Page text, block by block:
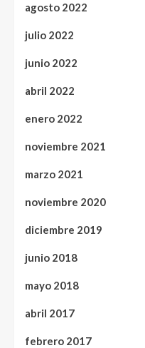
agosto 2022
julio 2022
junio 2022
abril 2022
enero 2022
noviembre 2021
marzo 2021
noviembre 2020
diciembre 2019
junio 2018
mayo 2018
abril 2017
febrero 2017